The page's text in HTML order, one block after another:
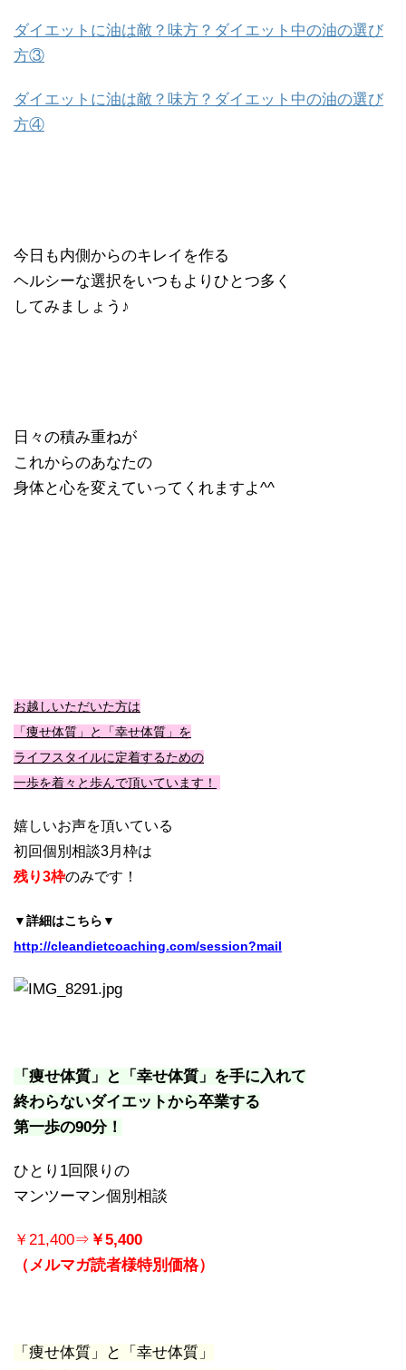
ダイエットに油は敵？味方？ダイエット中の油の選び
方③
ダイエットに油は敵？味方？ダイエット中の油の選び
方④
今日も内側からのキレイを作る
ヘルシーな選択をいつもよりひとつ多く
してみましょう♪
日々の積み重ねが
これからのあなたの
身体と心を変えていってくれますよ^^
お越しいただいた方は
「痩せ体質」と「幸せ体質」を
ライフスタイルに定着するための
一歩を着々と歩んで頂いています！
嬉しいお声を頂いている
初回個別相談3月枠は
残り3枠のみです ！
▼詳細はこちら▼
http://cleandietcoaching.com/session?mail
「痩せ体質」と「幸せ体質」を手に入れて
終わらないダイエットから卒業する
第一歩の90分！
ひとり1回限りの
マンツーマン個別相談
￥21,400⇒ ￥5,400
（メルマガ読者様特別価格）
「痩せ体質」と「幸せ体質」